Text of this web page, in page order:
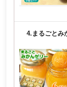
4. まるごとみ